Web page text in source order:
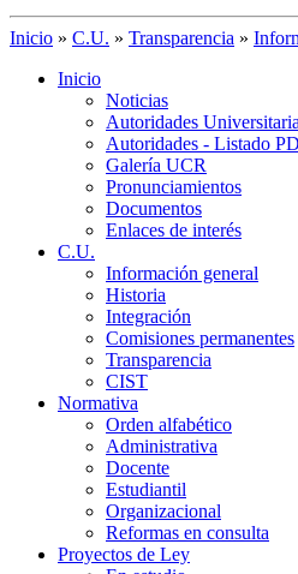
Inicio » C.U. » Transparencia »
Inicio
Noticias
Autoridades
Autoridades - Listado
Galería UCR
Pronunciamientos
Documentos
Enlaces de interés
C.U.
Información general
Historia
Integración
Comisiones permanentes
Transparencia
CIST
Normativa
Orden alfabético
Administrativa
Docente
Estudiantil
Organizacional
Reformas en consulta
Proyectos de Ley